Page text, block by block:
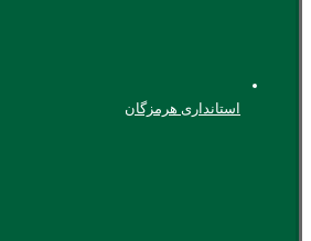
استانداری هرمزگان